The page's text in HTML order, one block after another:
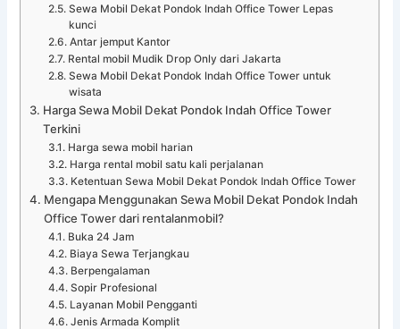
Sewa Mobil Dekat Pondok Indah Office Tower Lepas
kunci
Antar jemput Kantor
Rental mobil Mudik Drop Only dari Jakarta
Sewa Mobil Dekat Pondok Indah Office Tower untuk
wisata
Harga Sewa Mobil Dekat Pondok Indah Office Tower
Terkini
Harga sewa mobil harian
Harga rental mobil satu kali perjalanan
Ketentuan Sewa Mobil Dekat Pondok Indah Office Tower
Mengapa Menggunakan Sewa Mobil Dekat Pondok Indah
Office Tower dari rentalanmobil?
Buka 24 Jam
Biaya Sewa Terjangkau
Berpengalaman
Sopir Profesional
Layanan Mobil Pengganti
Jenis Armada Komplit